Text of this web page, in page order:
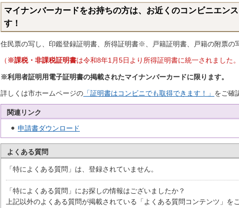
マイナンバーカードをお持ちの方は、お近くのコンビニエン
す！
住民票の写し、印鑑登録証明書、所得証明書※、戸籍証明書、戸籍の附票の
（ ※課税・非課税証明書は令和8年1月5日より所得証明書に統一されました
※利用者証明用電子証明書の掲載されたマイナンバーカードに限ります。
詳しくは市ホームページの 「証明書はコンビニでも取得できます！」 をご確
関連リンク
申請書ダウンロード
よくある質問
「特によくある質問」は、登録されていません。
「特によくある質問」にお探しの情報はございましたか？
上記以外のよくある質問が掲載されている「よくある質問コンテンツ」を